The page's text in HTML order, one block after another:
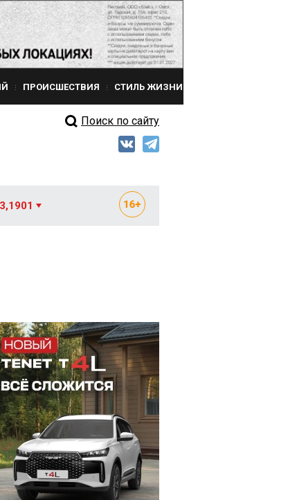
ПРОИСШЕСТВИЯ СТИЛЬ ЖИЗНИ
Поиск по сайту